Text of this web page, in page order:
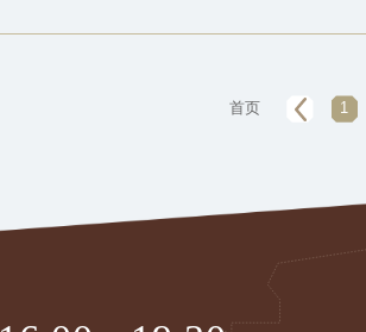
首页 1